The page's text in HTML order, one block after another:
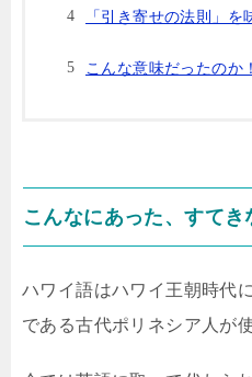
「引き寄せの法則」を
こんな意味だったのか
こんなにあった、すて
ハワイ語はハワイ王朝時代
である古代ポリネシア人が